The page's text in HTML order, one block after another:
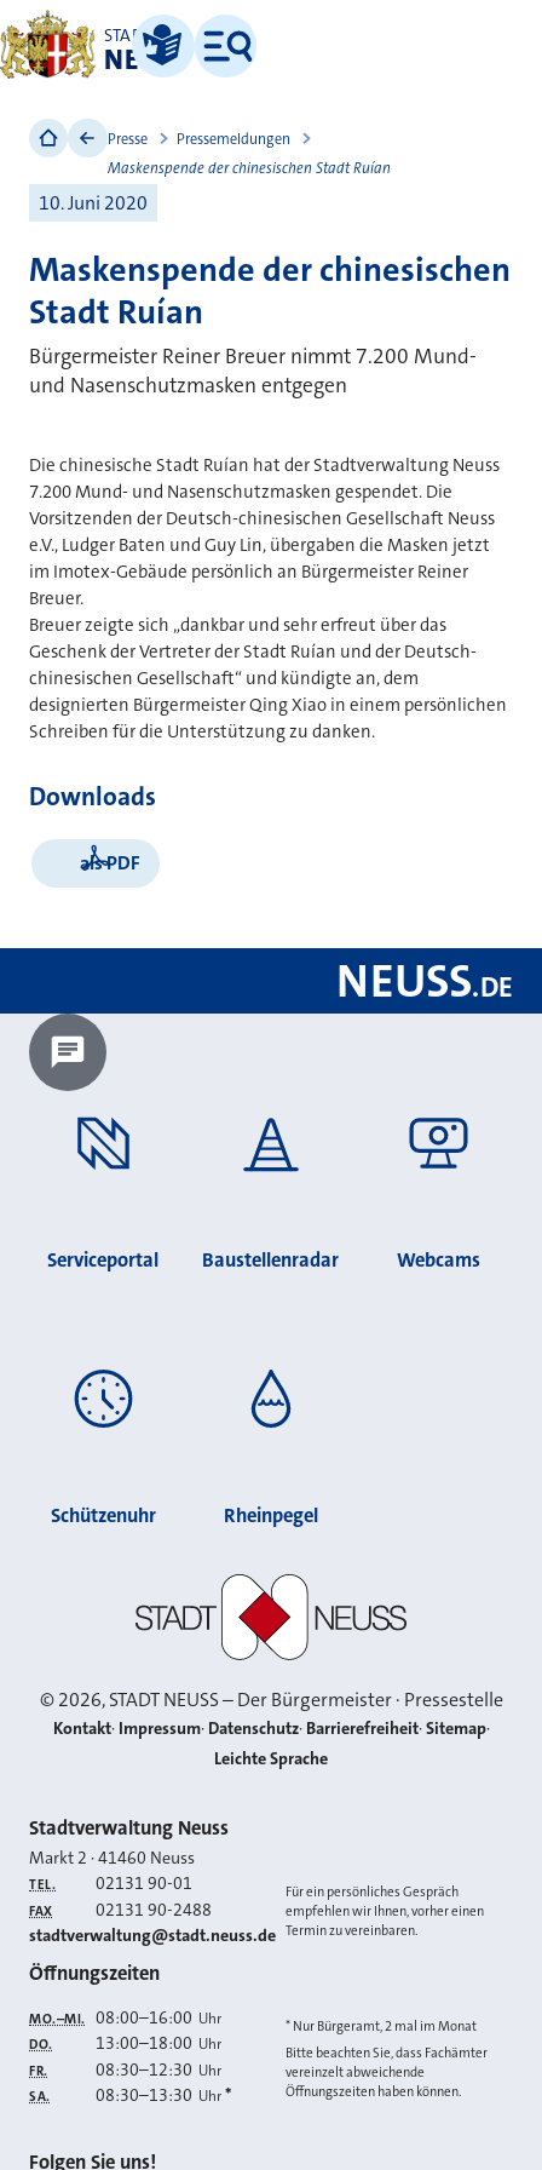
STADT
NEUSS
Leichte Sprache
Menü
Presse
Pressemeldungen
Maskenspende der chinesischen Stadt Rui´an
10. Juni 2020
Maskenspende der chinesischen
Stadt Rui´an
Bürgermeister Reiner Breuer nimmt 7.200 Mund-
und Nasenschutzmasken entgegen
Die chinesische Stadt Rui´an hat der Stadtverwaltung Neuss
7.200 Mund- und Nasenschutzmasken gespendet. Die
Vorsitzenden der Deutsch-chinesischen Gesellschaft Neuss
e.V., Ludger Baten und Guy Lin, übergaben die Masken jetzt
im Imotex-Gebäude persönlich an Bürgermeister Reiner
Breuer.
Breuer zeigte sich „dankbar und sehr erfreut über das
Geschenk der Vertreter der Stadt Rui´an und der Deutsch-
chinesischen Gesellschaft“ und kündigte an, dem
designierten Bürgermeister Qing Xiao in einem persönlichen
Schreiben für die Unterstützung zu danken.
Downloads
als PDF
NEUSS.DE
Chatbot laden?
Serviceportal Baustellenradar Webcams
Schützenuhr Rheinpegel
©2026, STADT NEUSS – Der Bürgermeister · Pressestelle
Kontakt Impressum Datenschutz Barrierefreiheit Sitemap
Leichte Sprache
Kontakt
Stadtverwaltung Neuss
Markt 2 ·41460 Neuss
TEL. 02131 90-01
FAX 02131 90-2488
E-MAIL
stadtverwaltung@stadt.neuss.de
Für ein persönliches Gespräch
empfehlen wir Ihnen, vorher einen
Termin zu vereinbaren.
Öffnungszeiten
MO.–MI. 08:00–16:00 Uhr
DO. 13:00–18:00 Uhr
FR. 08:30–12:30 Uhr
SA. 08:30–13:30 Uhr *
* Nur Bürgeramt, 2 mal im Monat
Bitte beachten Sie, dass Fachämter
vereinzelt abweichende
Öffnungszeiten haben können.
Folgen Sie uns!